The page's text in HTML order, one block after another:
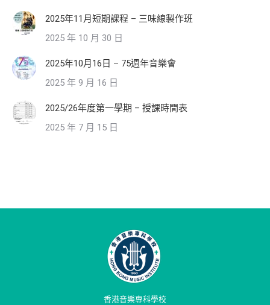
2025年11月短期課程 – 三味線製作班
2025 年 10 月 30 日
2025年10月16日 – 75週年音樂會
2025 年 9 月 16 日
2025/26年度第一學期 – 授課時間表
2025 年 7 月 15 日
香港音樂專科學校